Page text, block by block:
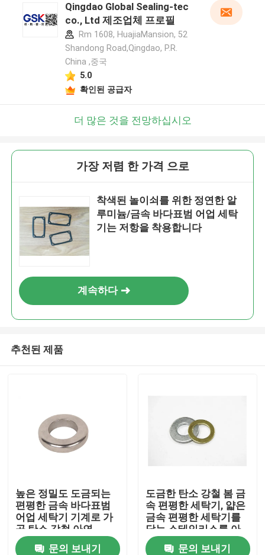
Qingdao Global Sealing-tec
co., Ltd 제조업체 프로필
Rm 1608, HuajiaMansion, 52
Shandong Road,Qingdao, P.R.
China ,중국
5.0
확인된 공급자
더 많은 것을 전망하십시오
가장 저렴 한 가격 으로
착색된 놀이쇠를 위한 정연한 알
루미늄/금속 바다표범 어업 세탁
기는 저항을 착용합니다
계속하다
추천된 제품
높은 정밀도 도금되는
편평한 금속 바다표범
어업 세탁기 기계로 가
공 탄소 강철 아연
문의 보내기
도금한 탄소 강철 봄 금
속 편평한 세탁기, 얇은
금속 편평한 세탁기를
닦는 스테인리스를 아
연으로 입히십시오
문의 보내기